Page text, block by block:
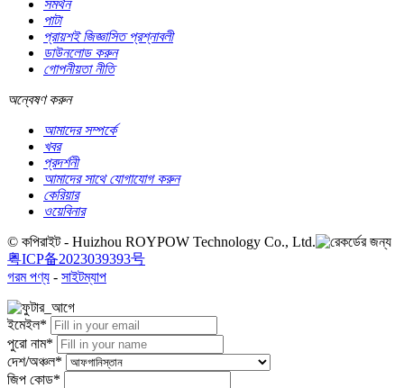
সমর্থন
পাটা
প্রায়শই জিজ্ঞাসিত প্রশ্নাবলী
ডাউনলোড করুন
গোপনীয়তা নীতি
অন্বেষণ করুন
আমাদের সম্পর্কে
খবর
প্রদর্শনী
আমাদের সাথে যোগাযোগ করুন
কেরিয়ার
ওয়েবিনার
© কপিরাইট - Huizhou ROYPOW Technology Co., Ltd.
粤ICP备2023039393号
গরম পণ্য - সাইটম্যাপ
ইমেইল*
পুরো নাম*
দেশ/অঞ্চল*
জিপ কোড*